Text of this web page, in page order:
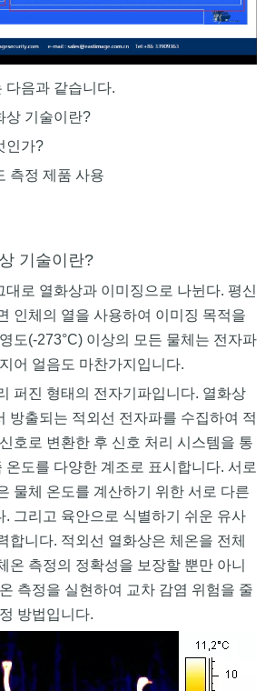
다음과 같습니다.
상 기술이란?
인가?
측정 제품 사용
기술이란?
대로 열화상과 이미징으로 나뉜다. 평신
인체의 열을 사용하여 이미징 목적을
도(-273°C) 이상의 모든 물체는 전자파
어 얼음도 마찬가지입니다.
퍼진 형태의 전자기파입니다. 열화상
방출되는 적외선 전자파를 수집하여 적
호로 변환한 후 신호 처리 시스템을 통
온도를 다양한 계조로 표시합니다. 서로
물체 온도를 계산하기 위한 서로 다른
. 그리고 육안으로 식별하기 쉬운 유사
합니다. 적외선 열화상은 체온을 전체
온 측정의 정확성을 보장할 뿐만 아니
측정을 실현하여 교차 감염 위험을 줄
방법입니다.